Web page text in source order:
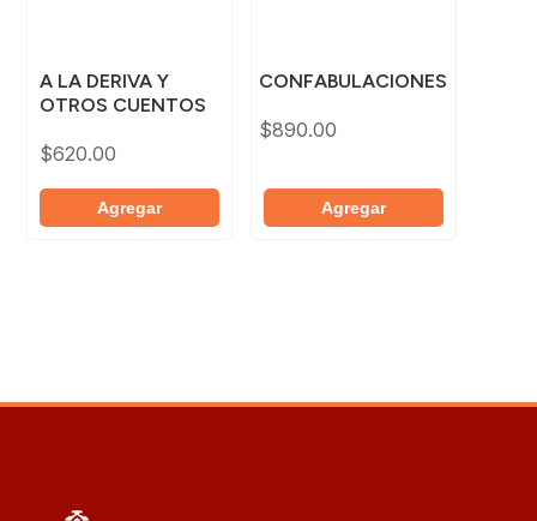
A LA DERIVA Y
OTROS CUENTOS
$620.00
Agregar
CONFABULACIONES
$890.00
Agregar